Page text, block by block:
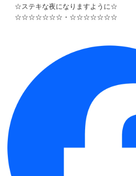
☆ステキな夜になりますように☆
☆☆☆☆☆☆☆・☆☆☆☆☆☆☆